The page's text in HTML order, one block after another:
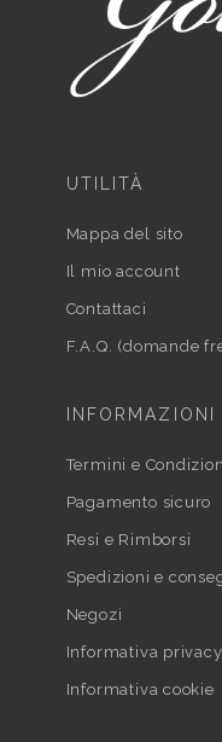
UTILITÀ
Mappa del sito
Il mio account
Contattaci
F.A.Q. (domande
INFORMAZIONI
Termini e
Pagamento sicuro
Resi e Rimborsi
Spedizioni e
Negozi
Informativa privacy
Informativa cookie